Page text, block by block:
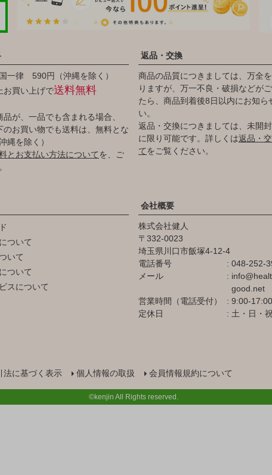
一律 590円（沖縄を除く）
お買い上げで送料無料
が、一品でも含まれる場合、
のお買い物でも送料は、無料とな
縄を除く）
とお支払い方法についてを、ご
返品・交換
商品の品質につきましては、万全
りますが、万一不良・破損などが
たら、商品到着後8日以内にお知ら
い。
返品・交換につきましては、未開
に限り可能です。詳しくは返品・
てをご覧ください。
ついて
いて
ついて
スについて
会社概要
株式会社健人
332-0023
埼玉県川口市飯塚4-12-4
電話番号
048-252-
メール
good.net
営業時間（電話受付）
9:00-17:00
定休日
土・日・
法に基づく表示 個人情報の取扱 会員情報規約について
©kenjin All Rights reserved.